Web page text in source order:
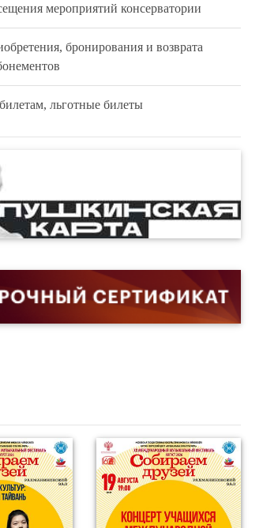
мероприятий консерватории
бронирования и возврата
льготные билеты